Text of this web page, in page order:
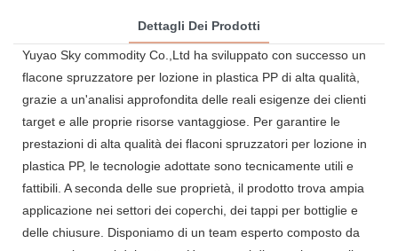
Dettagli Dei Prodotti
Yuyao Sky commodity Co.,Ltd ha sviluppato con successo un
flacone spruzzatore per lozione in plastica PP di alta qualità,
grazie a un'analisi approfondita delle reali esigenze dei clienti
target e alle proprie risorse vantaggiose. Per garantire le
prestazioni di alta qualità dei flaconi spruzzatori per lozione in
plastica PP, le tecnologie adottate sono tecnicamente utili e
fattibili. A seconda delle sue proprietà, il prodotto trova ampia
applicazione nei settori dei coperchi, dei tappi per bottiglie e
delle chiusure. Disponiamo di un team esperto composto da